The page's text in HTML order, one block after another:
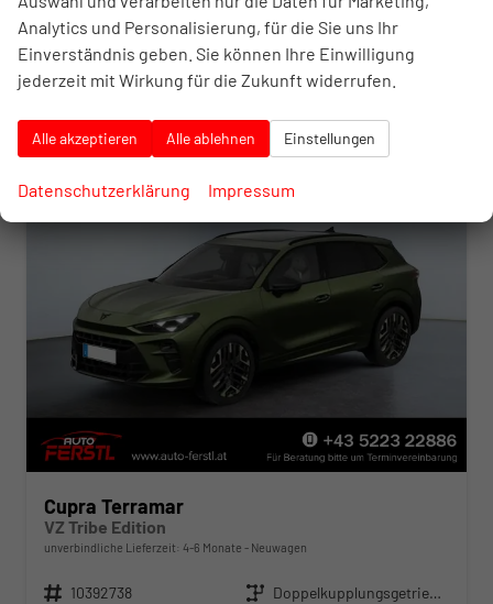
inkl. NoVA
Verbrauch kombiniert:6,50 l/100km
CO 2-Klasse: E
CO2-Emissionen:152,00 g/km
Cupra Terramar
VZ Tribe Edition
unverbindliche Lieferzeit: 4-6 Monate Neuwagen
Fahrzeugnr. 10392738 Getriebe
Doppelkupplungsgetriebe (DSG)
Analytics und Personalisierung, für die Sie uns Ihr
Einverständnis geben. Sie können Ihre Einwilligung
jederzeit mit Wirkung für die Zukunft widerrufen.
Alle akzeptieren Alle ablehnen Einstellungen
Datenschutzerklärung Impressum